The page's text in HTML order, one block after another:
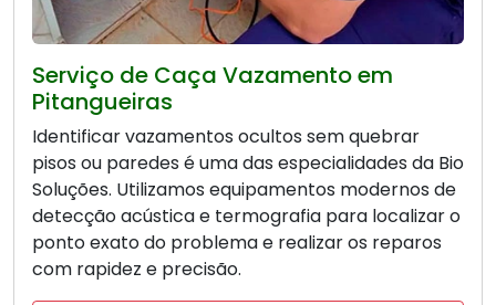
Serviço de Caça Vazamento em
Pitangueiras
Identificar vazamentos ocultos sem quebrar
pisos ou paredes é uma das especialidades da Bio
Soluções. Utilizamos equipamentos modernos de
detecção acústica e termografia para localizar o
ponto exato do problema e realizar os reparos
com rapidez e precisão.